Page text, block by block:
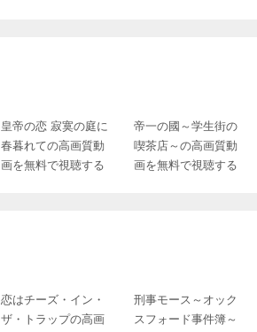
皇帝の恋 寂寞の庭に
春暮れての高画質動
画を無料で視聴する
帝一の國～学生街の
喫茶店～の高画質動
画を無料で視聴する
恋はチーズ・イン・
ザ・トラップの高画
刑事モース～オック
スフォード事件簿～